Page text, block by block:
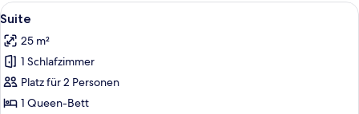
Alle
Fotos
für
Suite
anzeigen
Ein modernes Schlafzimmer mit
15
Suite
25 m²
1 Schlafzimmer
Platz für 2 Personen
1 Queen-Bett